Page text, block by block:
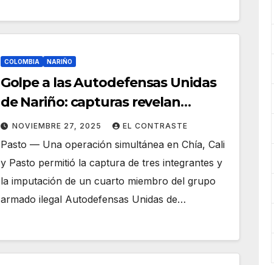
COLOMBIA NARIÑO
Golpe a las Autodefensas Unidas
de Nariño: capturas revelan
reclutamiento de jóvenes y control
criminal en zonas rurales
NOVIEMBRE 27, 2025 EL CONTRASTE
Pasto — Una operación simultánea en Chía, Cali
y Pasto permitió la captura de tres integrantes y
la imputación de un cuarto miembro del grupo
armado ilegal Autodefensas Unidas de…